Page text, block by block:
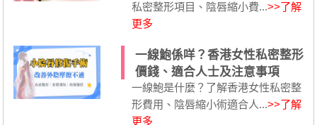
私密整形項目、陰唇縮小費...>>了解
更多
一線鮑係咩？香港女性私密整形
價錢、適合人士及注意事項
一線鮑是什麼？了解香港女性私密整
形費用、陰唇縮小術適合人...>>了解
更多